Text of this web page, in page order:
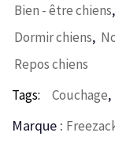
Bien - être chiens,
Dormir chiens,
Repos chiens
Tags:
Couchage,
Marque :